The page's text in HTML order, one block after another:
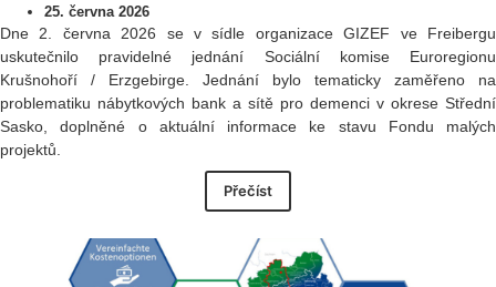
25. června 2026
Dne 2. června 2026 se v sídle organizace GIZEF ve Freibergu
uskutečnilo pravidelné jednání Sociální komise Euroregionu
Krušnohoří / Erzgebirge. Jednání bylo tematicky zaměřeno na
problematiku nábytkových bank a sítě pro demenci v okrese Střední
Sasko, doplněné o aktuální informace ke stavu Fondu malých
projektů.
Přečíst